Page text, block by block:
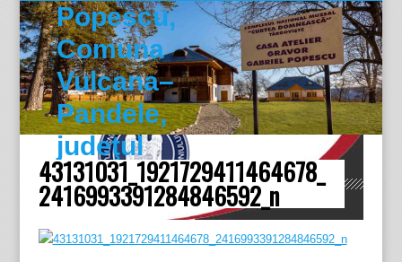
Popescu,
Comuna
Vulcana–
Pandele,
judeţul
Dâmboviţa
43131031_1921729411464678_
2416993391284846592_n